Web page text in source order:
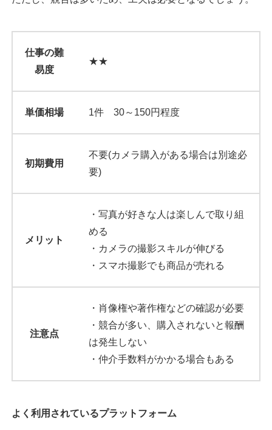
仕事の難
易度
★★
単価相場 1件 30～150円程度
初期費用
不要(カメラ購入がある場合は別途必
要)
メリット
・写真が好きな人は楽しんで取り組
める
・カメラの撮影スキルが伸びる
・スマホ撮影でも商品が売れる
注意点
・肖像権や著作権などの確認が必要
・競合が多い、購入されないと報酬
は発生しない
・仲介手数料がかかる場合もある
よく利用されているプラットフォーム